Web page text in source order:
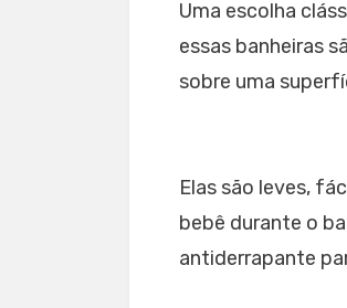
Uma escolha
essas banheiras
sobre uma
Elas são leves,
bebê durante o
antiderrapante